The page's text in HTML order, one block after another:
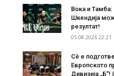
Вока и
Шкендија
резултат!
05.08.2026 22:21
Сѐ е
Европското
Дивизија